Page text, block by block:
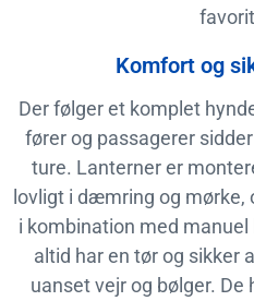
Komfort og
Der følger et komplet
fører og passagerer
ture. Lanterner er
lovligt i dæmring og
i kombination med
altid har en tør og sikker
uanset vejr og bølger.